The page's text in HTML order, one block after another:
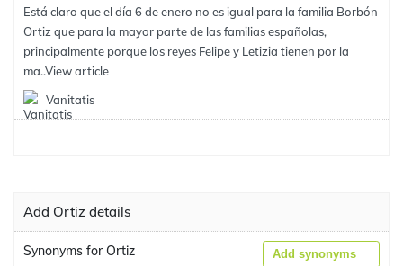
Está claro que el día 6 de enero no es igual para la familia Borbón
Ortiz que para la mayor parte de las familias españolas,
principalmente porque los reyes Felipe y Letizia tienen por la
ma..View article
Vanitatis
Add Ortiz details
Synonyms for Ortiz Add synonyms